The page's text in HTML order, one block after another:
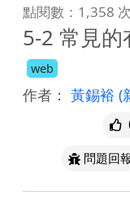
點閱數：1,358 次
5-2 常見的
web
作者： 黃錫裕 (
問題回